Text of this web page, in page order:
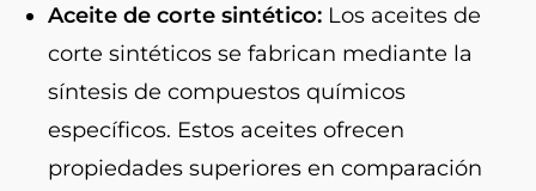
Aceite de corte sintético: Los aceites de
corte sintéticos se fabrican mediante la
síntesis de compuestos químicos
específicos. Estos aceites ofrecen
propiedades superiores en comparación